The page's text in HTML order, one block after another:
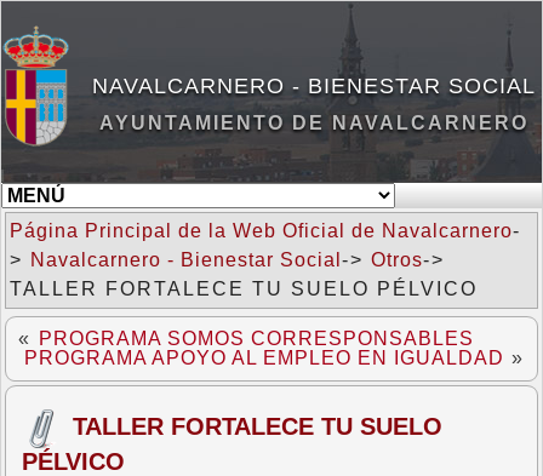
NAVALCARNERO - BIENESTAR SOCIAL
AYUNTAMIENTO DE NAVALCARNERO
Página Principal de la Web Oficial de Navalcarnero-
> Navalcarnero - Bienestar Social -> Otros->
TALLER FORTALECE TU SUELO PÉLVICO
«
PROGRAMA SOMOS CORRESPONSABLES
PROGRAMA APOYO AL EMPLEO EN IGUALDAD »
TALLER FORTALECE TU SUELO
PÉLVICO